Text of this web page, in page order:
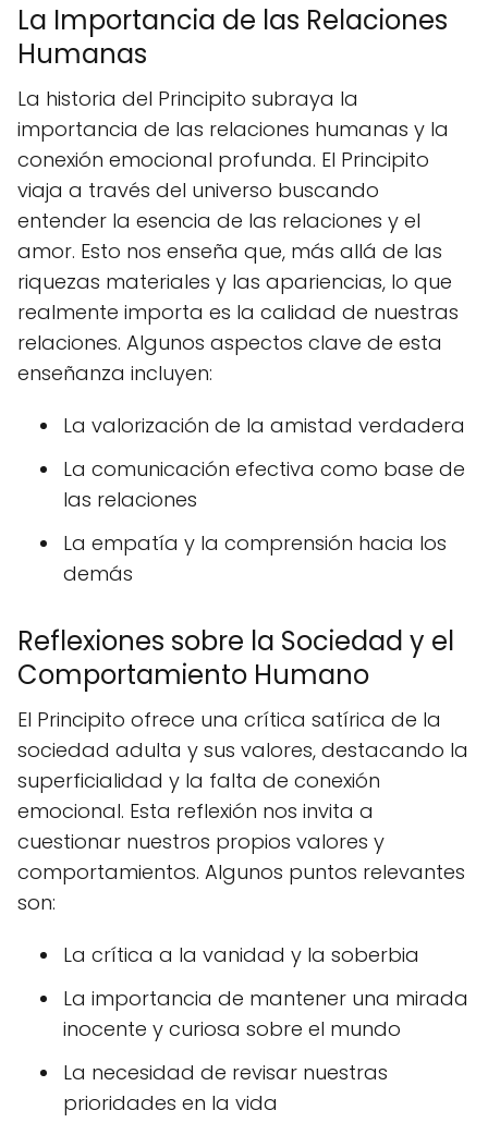
La Importancia de las Relaciones
Humanas
La historia del Principito subraya la
importancia de las relaciones humanas y la
conexión emocional profunda. El Principito
viaja a través del universo buscando
entender la esencia de las relaciones y el
amor. Esto nos enseña que, más allá de las
riquezas materiales y las apariencias, lo que
realmente importa es la calidad de nuestras
relaciones. Algunos aspectos clave de esta
enseñanza incluyen:
La valorización de la amistad verdadera
La comunicación efectiva como base de
las relaciones
La empatía y la comprensión hacia los
demás
Reflexiones sobre la Sociedad y el
Comportamiento Humano
El Principito ofrece una crítica satírica de la
sociedad adulta y sus valores, destacando la
superficialidad y la falta de conexión
emocional. Esta reflexión nos invita a
cuestionar nuestros propios valores y
comportamientos. Algunos puntos relevantes
son:
La crítica a la vanidad y la soberbia
La importancia de mantener una mirada
inocente y curiosa sobre el mundo
La necesidad de revisar nuestras
prioridades en la vida